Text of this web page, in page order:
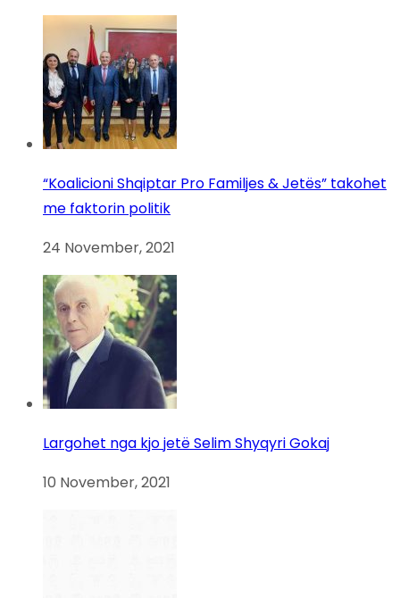
“Koalicioni Shqiptar Pro Familjes & Jetës” takohet
me faktorin politik
24 November, 2021
Largohet nga kjo jetë Selim Shyqyri Gokaj
10 November, 2021